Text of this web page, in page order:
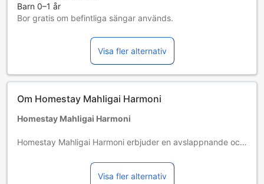
Barn 0–1 år
Bor gratis om befintliga sängar används.
god kontrollera rummets beläggning för mer information.
Vid bokning av fler än 5 rum är det möjligt att andra regler
Visa fler alternativ
Om Homestay Mahligai Harmoni
Homestay Mahligai Harmoni
Homestay Mahligai Harmoni erbjuder en avslappnande och
Visa fler alternativ